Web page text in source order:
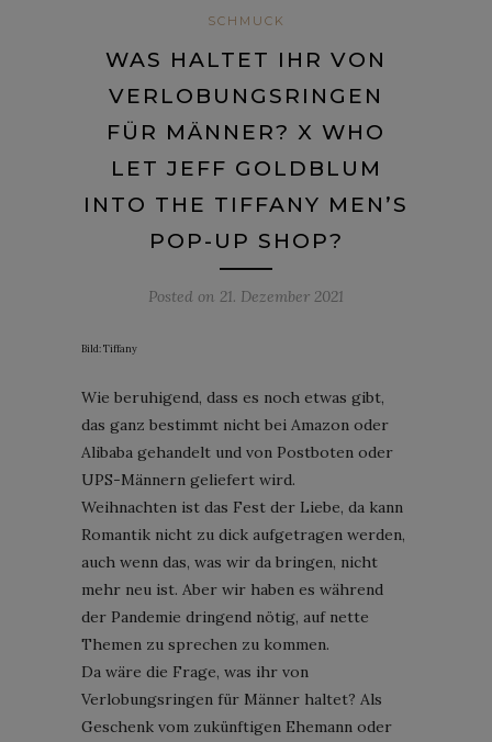
SCHMUCK
WAS HALTET IHR VON
VERLOBUNGSRINGEN
FÜR MÄNNER? X WHO
LET JEFF GOLDBLUM
INTO THE TIFFANY MEN’S
POP-UP SHOP?
Posted on 21. Dezember 2021
Bild: Tiffany
Wie beruhigend, dass es noch etwas gibt,
das ganz bestimmt nicht bei Amazon oder
Alibaba gehandelt und von Postboten oder
UPS-Männern geliefert wird.
Weihnachten ist das Fest der Liebe, da kann
Romantik nicht zu dick aufgetragen werden,
auch wenn das, was wir da bringen, nicht
mehr neu ist. Aber wir haben es während
der Pandemie dringend nötig, auf nette
Themen zu sprechen zu kommen.
Da wäre die Frage, was ihr von
Verlobungsringen für Männer haltet? Als
Geschenk vom zukünftigen Ehemann oder